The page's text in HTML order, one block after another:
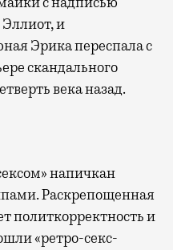
Эллиот, и
Эрика переспала с
скандального
века назад.
напичкан
Раскрепощенная
политкорректность и
«ретро-секс-